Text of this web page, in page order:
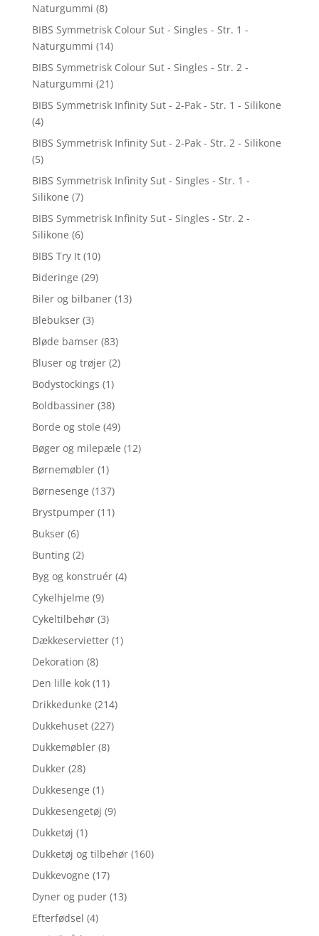
Naturgummi (8)
BIBS Symmetrisk Colour Sut - Singles - Str. 1 -
Naturgummi (14)
BIBS Symmetrisk Colour Sut - Singles - Str. 2 -
Naturgummi (21)
BIBS Symmetrisk Infinity Sut - 2-Pak - Str. 1 - Silikone
(4)
BIBS Symmetrisk Infinity Sut - 2-Pak - Str. 2 - Silikone
(5)
BIBS Symmetrisk Infinity Sut - Singles - Str. 1 -
Silikone (7)
BIBS Symmetrisk Infinity Sut - Singles - Str. 2 -
Silikone (6)
BIBS Try It (10)
Bideringe (29)
Biler og bilbaner (13)
Blebukser (3)
Bløde bamser (83)
Bluser og trøjer (2)
Bodystockings (1)
Boldbassiner (38)
Borde og stole (49)
Bøger og milepæle (12)
Børnemøbler (1)
Børnesenge (137)
Brystpumper (11)
Bukser (6)
Bunting (2)
Byg og konstruér (4)
Cykelhjelme (9)
Cykeltilbehør (3)
Dækkeservietter (1)
Dekoration (8)
Den lille kok (11)
Drikkedunke (214)
Dukkehuset (227)
Dukkemøbler (8)
Dukker (28)
Dukkesenge (1)
Dukkesengetøj (9)
Dukketøj (1)
Dukketøj og tilbehør (160)
Dukkevogne (17)
Dyner og puder (13)
Efterfødsel (4)